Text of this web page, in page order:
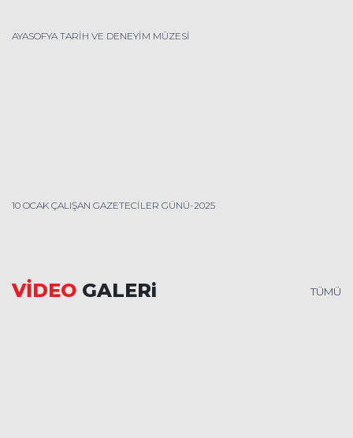
AYASOFYA TARİH VE DENEYİM MÜZESİ
10 OCAK ÇALIŞAN GAZETECİLER GÜNÜ-2025
VİDEO GALERi TÜMÜ